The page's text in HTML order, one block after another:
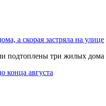
а скорая застряла на улице
подтоплены три жилых
конца августа